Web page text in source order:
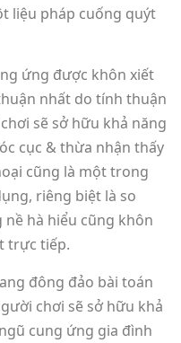
liệu pháp cuống quýt
ứng được khôn xiết
nhất do tính thuận
sẽ sở hữu khả năng
cục & thừa nhận thấy
cũng là một trong
riêng biệt là so
hà hiểu cũng khôn
trực tiếp.
đông đảo bài toán
chơi sẽ sở hữu khả
cung ứng gia đình